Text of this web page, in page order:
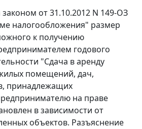
от 31.10.2012 N 149-ОЗ
налогообложения" размер
к получению
годового
"Сдача в аренду
помещений, дач,
принадлежащих
на праве
в зависимости от
объектов. Разъяснение